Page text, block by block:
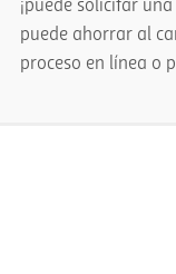
¡puede solicitar
puede ahorrar al
proceso en línea o